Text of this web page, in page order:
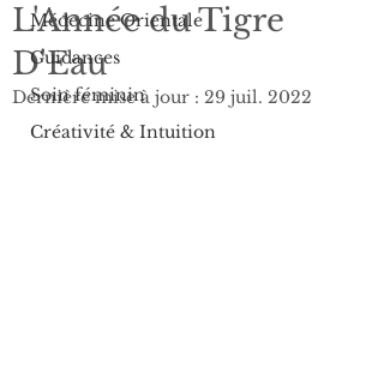
Médecine Orientale
Guidances
Soin féminin
Créativité & Intuition
L'Année du Tigre
D'Eau
Dernière mise à jour : 29 juil. 2022